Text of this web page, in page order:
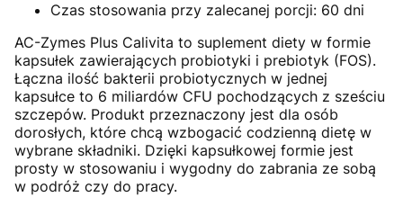
Czas stosowania przy zalecanej porcji: 60 dni
AC-Zymes Plus Calivita to suplement diety w formie
kapsułek zawierających probiotyki i prebiotyk (FOS).
Łączna ilość bakterii probiotycznych w jednej
kapsułce to 6 miliardów CFU pochodzących z sześciu
szczepów. Produkt przeznaczony jest dla osób
dorosłych, które chcą wzbogacić codzienną dietę w
wybrane składniki. Dzięki kapsułkowej formie jest
prosty w stosowaniu i wygodny do zabrania ze sobą
w podróż czy do pracy.